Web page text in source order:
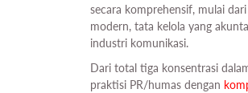
secara komprehensif, mulai
modern, tata kelola yang
industri komunikasi.
Dari total tiga konsentrasi
praktisi PR/humas dengan